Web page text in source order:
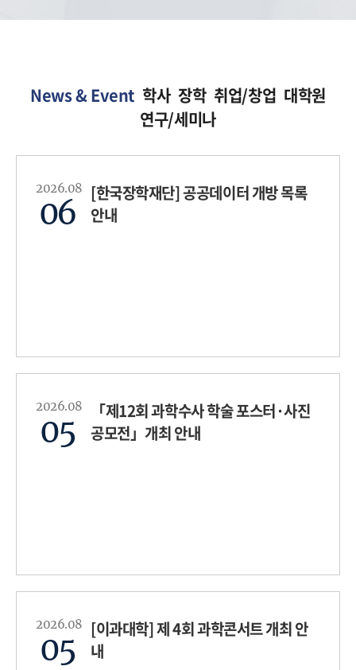
News & Event 학사 장학 취업/창업 대학원
연구/세미나
2026.08
06
[한국장학재단] 공공데이터 개방 목록
안내
2026.08
05
「제12회 과학수사 학술 포스터·사진
공모전」개최 안내
2026.08
05
[이과대학] 제 4회 과학콘서트 개최 안
내